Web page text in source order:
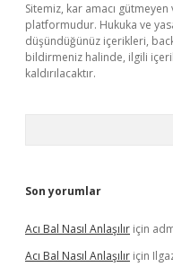
Sitemiz, kar amacı
platformudur. Hukuka ve
düşündüğünüz içerikleri,
bildirmeniz halinde, ilgili
kaldırılacaktır.
Son yorumlar
Acı Bal Nasıl Anlaşılır için
Acı Bal Nasıl Anlaşılır için